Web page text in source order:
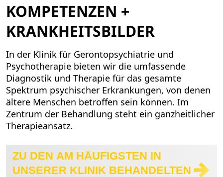
KOMPETENZEN +
KRANKHEITSBILDER
In der Klinik für Gerontopsychiatrie und
Psychotherapie bieten wir die umfassende
Diagnostik und Therapie für das gesamte
Spektrum psychischer Erkrankungen, von denen
ältere Menschen betroffen sein können. Im
Zentrum der Behandlung steht ein ganzheitlicher
Therapieansatz.
ZU DEN AM HÄUFIGSTEN IN
UNSERER KLINIK BEHANDELTEN